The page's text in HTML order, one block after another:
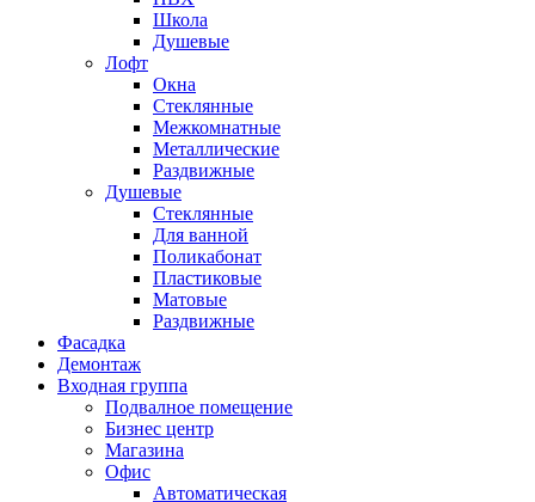
Школа
Душевые
Лофт
Окна
Стеклянные
Межкомнатные
Металлические
Раздвижные
Душевые
Стеклянные
Для ванной
Поликабонат
Пластиковые
Матовые
Раздвижные
Фасадка
Демонтаж
Входная группа
Подвалное помещение
Бизнес центр
Магазина
Офис
Автоматическая